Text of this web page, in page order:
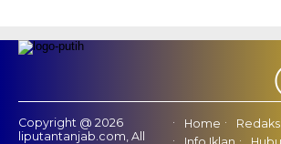
Copyright @ 2026
liputantanjab.com, All
Home